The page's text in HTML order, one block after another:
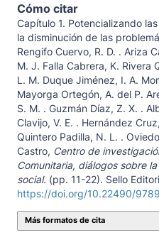
Cómo citar
Capítulo 1. Potencializando
la disminución de las
Rengifo Cuervo, R. D. . Ariza
M. J. Falla Cabrera, K. Rivera
L. M. Duque Jiménez, I. A.
Mayorga Ortegón, A. del P.
S. M. . Guzmán Díaz, Z. X. .
Clavijo, V. E. . Hernández
Quintero Padilla, N. L. .
Castro, Centro de
Comunitaria, diálogos sobre
social. (pp. 11-22). Sello
https://doi.org/10.22490/
Más formatos de cita